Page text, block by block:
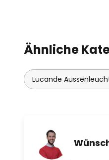
Ähnliche
Lucande